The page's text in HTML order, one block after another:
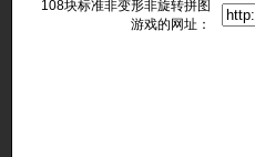
108块标准非变形非旋转拼图
游戏的网址：